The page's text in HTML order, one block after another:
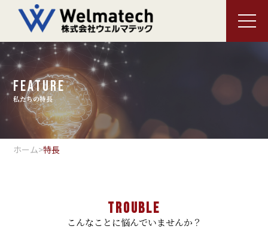
メ
FEATURE
私たちの特長
ホーム>特長
TROUBLE
こんなことに悩んでいませんか？